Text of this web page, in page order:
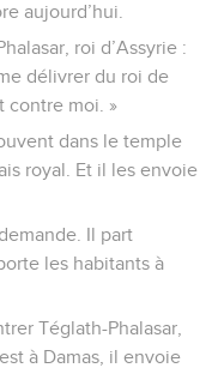
aujourd’hui.
roi d’Assyrie :
délivrer du roi de
contre moi. »
dans le temple
royal. Et il les envoie
Il part
les habitants à
Téglath-Phalasar,
à Damas, il envoie